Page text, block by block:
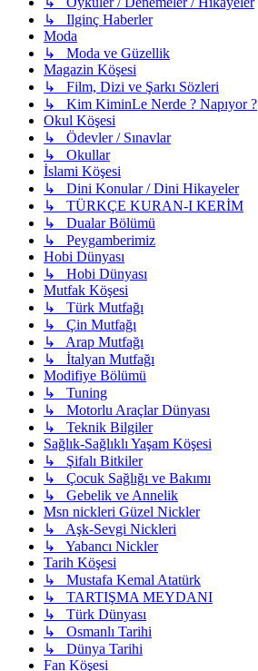
↳ Ilginç Haberler
Moda
↳ Moda ve Güzellik
Magazin Köşesi
↳ Film, Dizi ve Şarkı Sözleri
↳ Kim KiminLe Nerde ? Napıyor ?
Okul Köşesi
↳ Ödevler / Sınavlar
↳ Okullar
İslami Köşesi
↳ Dini Konular / Dini Hikayeler
↳ TÜRKÇE KURAN-I KERİM
↳ Dualar Bölümü
↳ Peygamberimiz
Hobi Dünyası
↳ Hobi Dünyası
Mutfak Köşesi
↳ Türk Mutfağı
↳ Çin Mutfağı
↳ Arap Mutfağı
↳ İtalyan Mutfağı
Modifiye Bölümü
↳ Tuning
↳ Motorlu Araçlar Dünyası
↳ Teknik Bilgiler
Sağlık-Sağlıklı Yaşam Köşesi
↳ Şifalı Bitkiler
↳ Çocuk Sağlığı ve Bakımı
↳ Gebelik ve Annelik
Msn nickleri Güzel Nickler
↳ Aşk-Sevgi Nickleri
↳ Yabancı Nickler
Tarih Köşesi
↳ Mustafa Kemal Atatürk
↳ TARTIŞMA MEYDANI
↳ Türk Dünyası
↳ Osmanlı Tarihi
↳ Dünya Tarihi
Fan Köşesi